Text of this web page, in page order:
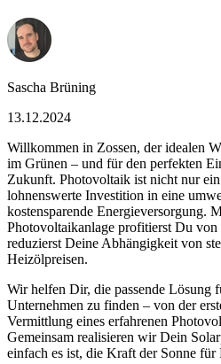
Sascha Brüning
13.12.2024
Willkommen in Zossen, der idealen
im Grünen – und für den perfekten
Zukunft. Photovoltaik ist nicht nur
lohnenswerte Investition in eine
kostensparende Energieversorgung.
Photovoltaikanlage profitierst Du von
reduzierst Deine Abhängigkeit von
Heizölpreisen.
Wir helfen Dir, die passende Lösung
Unternehmen zu finden – von der
Vermittlung eines erfahrenen
Gemeinsam realisieren wir Dein
einfach es ist, die Kraft der Sonne für